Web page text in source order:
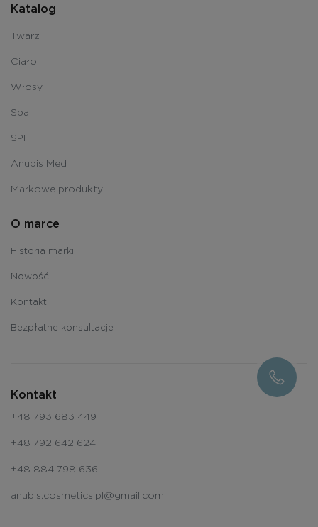
Katalog
Twarz
Ciało
Włosy
Spa
SPF
Anubis Med
Markowe produkty
O marce
Historia marki
Nowość
Kontakt
Bezpłatne konsultacje
Kontakt
+48 793 683 449
+48 792 642 624
+48 884 798 636
anubis.cosmetics.pl@gmail.com